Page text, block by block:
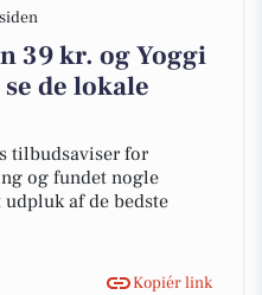
39 kr. og Yoggi
de lokale
tilbudsaviser for
og fundet nogle
af de bedste
Kopiér link